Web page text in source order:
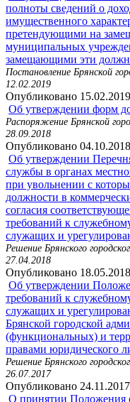
полноты сведений о
имущественного
претендующими на
муниципальных
замещающими эти
Постановление Брянской
12.02.2019
Опубликовано 15.02.2019
Об утверждении форм
Распоряжение Брянской
28.09.2018
Опубликовано 04.10.2018
Об утверждении
службы в органах
при увольнении с
должности в
согласия
требований к
служащих и
Решение Брянского
27.04.2018
Опубликовано 18.05.2018
Об утверждении
требований к
служащих и
Брянской городской
(функциональных) и
правами юридического
Решение Брянского
26.07.2017
Опубликовано 24.11.2017
О принятии Положения